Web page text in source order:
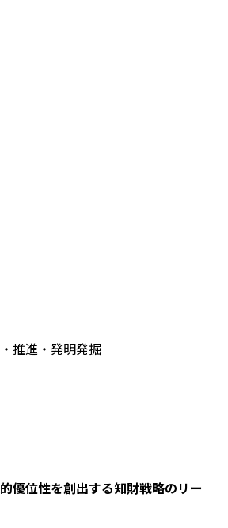
推進・発明発掘
優位性を創出する知財戦略のリー